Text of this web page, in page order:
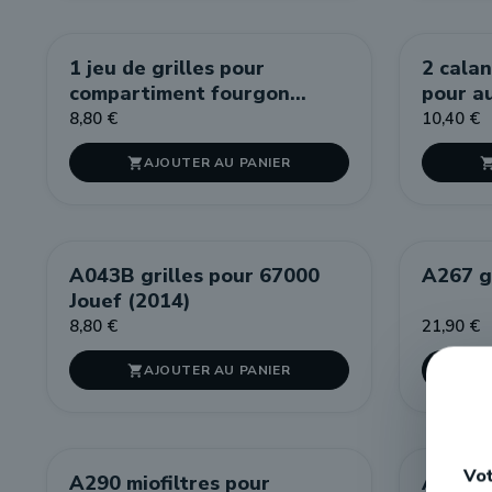
1 jeu de grilles pour
compartiment fourgon
Romilly De Massini LSM
8,80 €
AJOUTER AU PANIER
2
pour
10,40 €
A043B grilles pour 67000
Jouef (2014)
8,80 €
AJOUTER AU PANIER
A267
21,90 €
A290 miofiltres pour
A314